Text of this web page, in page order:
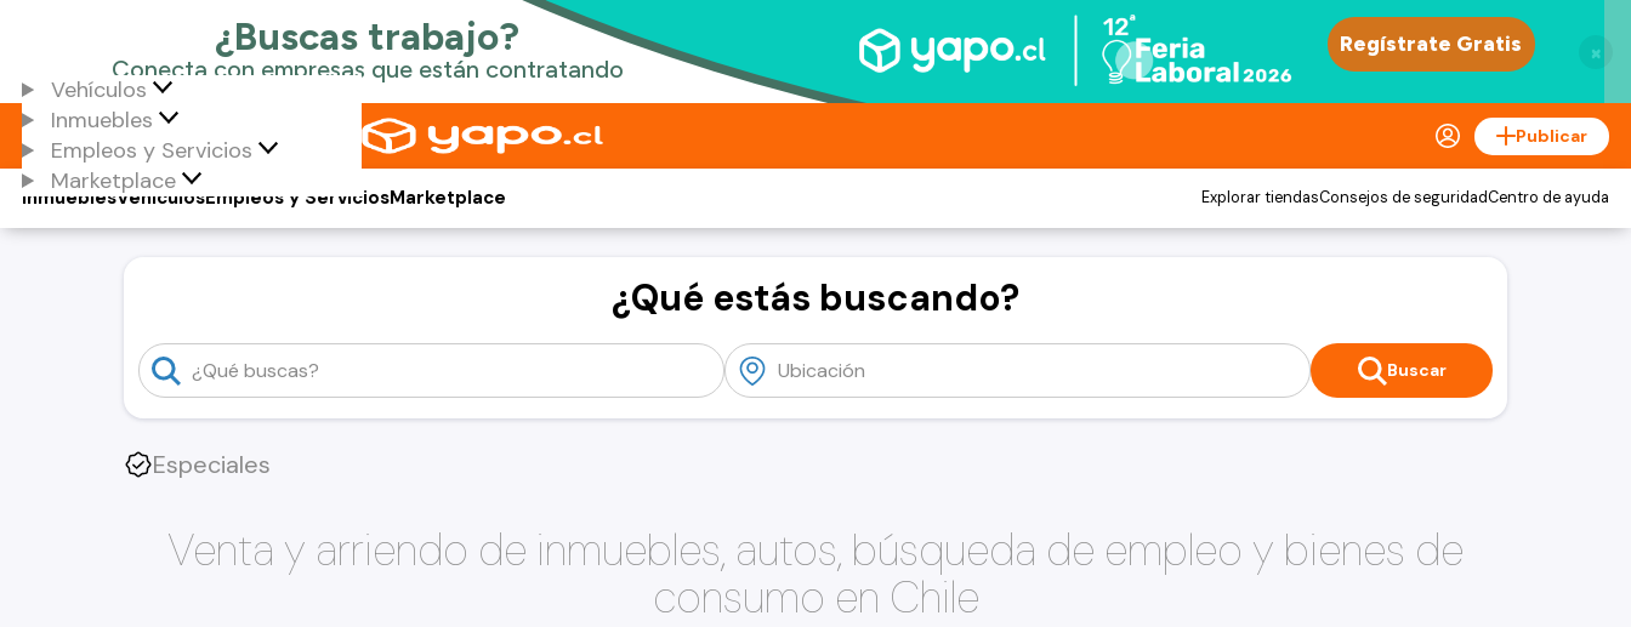
×
Vehículos
Inmuebles
Empleos y Servicios
Marketplace
Publicar
Vehículos
Inmuebles Empleos y ServiciosMarketplace Explorar tiendasConsejos de seguridadCentro de ayuda
¿Qué estás buscando?
Buscar
Especiales
Venta y arriendo de inmuebles, autos, búsqueda de empleo y bienes de
consumo en Chile